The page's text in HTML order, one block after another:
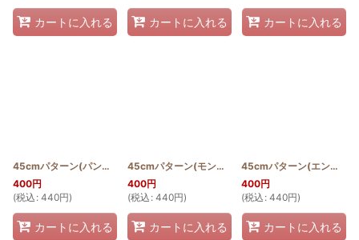
カートに入れる カートに入れる カートに入れる
45cmパターン(パンの木) [PATTERN_T45_ULU]
400円
(税込 : 440円)
カートに入れる
45cmパターン(モンステラ) [PATTERN_T45_MON
400円
(税込 : 440円)
カートに入れる
45cmパターン(エンゼルストランペット)
400円
(税込 : 440円)
カートに入れる